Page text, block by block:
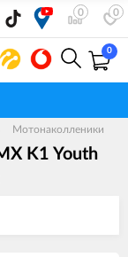
0 0
0
Мотонаколленики
K1 Youth